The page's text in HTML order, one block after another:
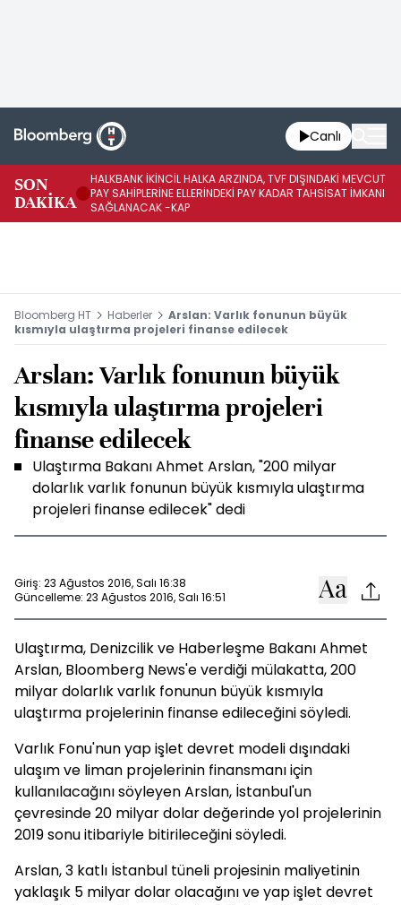
Canlı
SON
DAKİKA
HALKBANK İKİNCİL HALKA ARZINDA, TVF DIŞINDAKİ MEVCUT
PAY SAHİPLERİNE ELLERİNDEKİ PAY KADAR TAHSİSAT İMKANI
SAĞLANACAK -KAP
Bloomberg HT Haberler
Arslan: Varlık fonunun büyük
kısmıyla ulaştırma projeleri finanse edilecek
Arslan: Varlık fonunun büyük
kısmıyla ulaştırma projeleri
finanse edilecek
Ulaştırma Bakanı Ahmet Arslan, "200 milyar
dolarlık varlık fonunun büyük kısmıyla ulaştırma
projeleri finanse edilecek" dedi
Giriş: 23 Ağustos 2016, Salı 16:38
Güncelleme: 23 Ağustos 2016, Salı 16:51
Ulaştırma, Denizcilik ve Haberleşme Bakanı Ahmet
Arslan, Bloomberg News'e verdiği mülakatta, 200
milyar dolarlık varlık fonunun büyük kısmıyla
ulaştırma projelerinin finanse edileceğini söyledi.
Varlık Fonu'nun yap işlet devret modeli dışındaki
ulaşım ve liman projelerinin finansmanı için
kullanılacağını söyleyen Arslan, İstanbul'un
çevresinde 20 milyar dolar değerinde yol projelerinin
2019 sonu itibariyle bitirileceğini söyledi.
Arslan, 3 katlı İstanbul tüneli projesinin maliyetinin
yaklaşık 5 milyar dolar olacağını ve yap işlet devret